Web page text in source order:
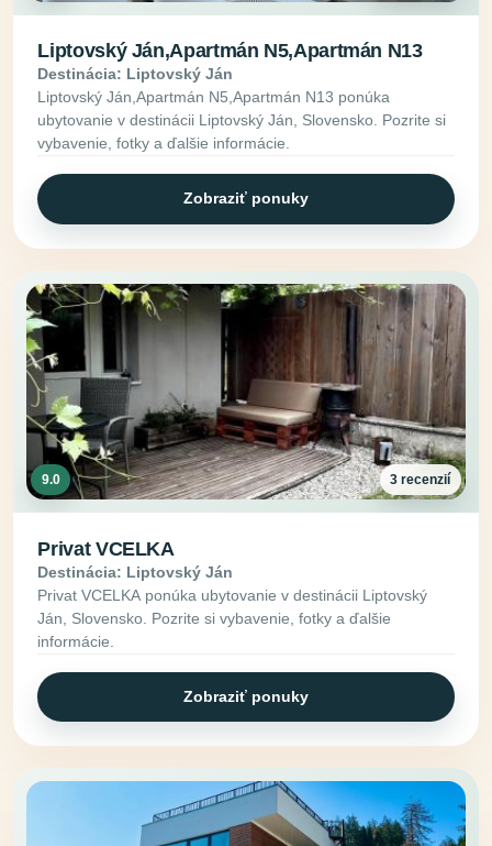
Liptovský Ján,Apartmán N5,Apartmán N13
Destinácia: Liptovský Ján
Liptovský Ján,Apartmán N5,Apartmán N13 ponúka
ubytovanie v destinácii Liptovský Ján, Slovensko. Pozrite si
vybavenie, fotky a ďalšie informácie.
Zobraziť ponuky
9.0 3 recenzií
Privat VCELKA
Destinácia: Liptovský Ján
Privat VCELKA ponúka ubytovanie v destinácii Liptovský
Ján, Slovensko. Pozrite si vybavenie, fotky a ďalšie
informácie.
Zobraziť ponuky